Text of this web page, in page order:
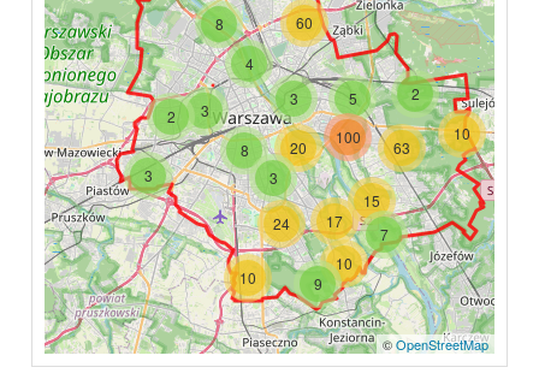
3
3
60
4
8
2
10
7
10
3
24
10 9
8
2 3
5
15
63
17
20
100
©OpenStreetMap